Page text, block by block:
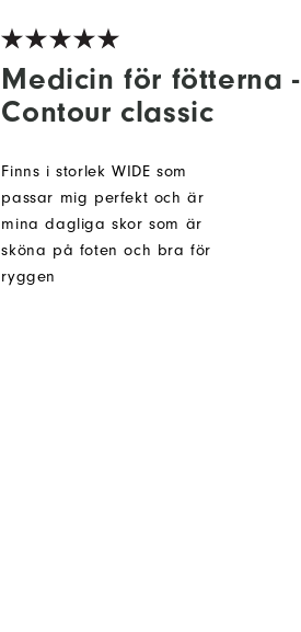
Medicin för fötterna -
Contour classic
Finns i storlek WIDE som
passar mig perfekt och är
mina dagliga skor som är
sköna på foten och bra för
ryggen